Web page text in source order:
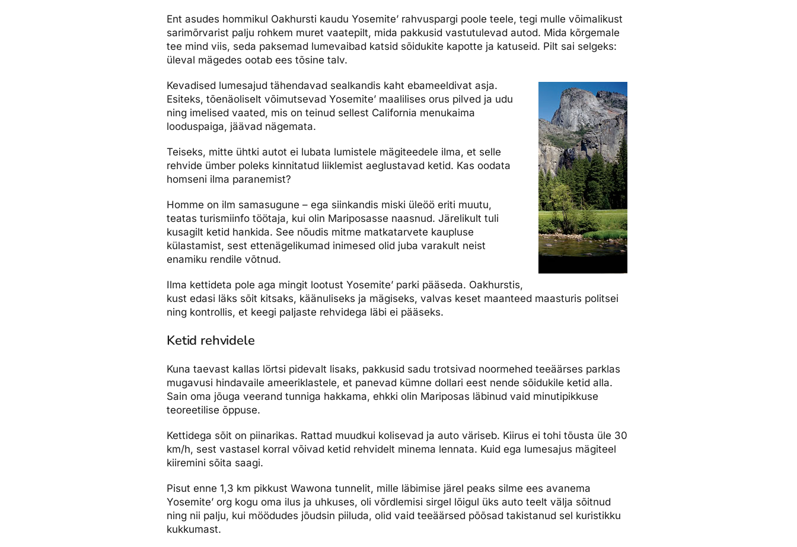
Ent asudes hommikul Oakhursti kaudu Yosemite’ rahvuspargi poole teele, tegi mulle võimalikust
sarimõrvarist palju rohkem muret vaatepilt, mida pakkusid vastutulevad autod. Mida kõrgemale
tee mind viis, seda paksemad lumevaibad katsid sõidukite kapotte ja katuseid. Pilt sai selgeks:
üleval mägedes ootab ees tõsine talv.
Kevadised lumesajud tähendavad sealkandis kaht ebameeldivat asja.
Esiteks, tõenäoliselt võimutsevad Yosemite’ maalilises orus pilved ja udu
ning imelised vaated, mis on teinud sellest California menukaima
looduspaiga, jäävad nägemata.
Teiseks, mitte ühtki autot ei lubata lumistele mägiteedele ilma, et selle
rehvide ümber poleks kinnitatud liiklemist aeglustavad ketid. Kas oodata
homseni ilma paranemist?
Homme on ilm samasugune – ega siinkandis miski üleöö eriti muutu,
teatas turismiinfo töötaja, kui olin Mariposasse naasnud. Järelikult tuli
kusagilt ketid hankida. See nõudis mitme matkatarvete kaupluse
külastamist, sest ettenägelikumad inimesed olid juba varakult neist
enamiku rendile võtnud.
Ilma kettideta pole aga mingit lootust Yosemite’ parki pääseda. Oakhurstis,
kust edasi läks sõit kitsaks, käänuliseks ja mägiseks, valvas keset maanteed maasturis politsei
ning kontrollis, et keegi paljaste rehvidega läbi ei pääseks.
Ketid rehvidele
Kuna taevast kallas lörtsi pidevalt lisaks, pakkusid sadu trotsivad noormehed teeäärses parklas
mugavusi hindavaile ameeriklastele, et panevad kümne dollari eest nende sõidukile ketid alla.
Sain oma jõuga veerand tunniga hakkama, ehkki olin Mariposas läbinud vaid minutipikkuse
teoreetilise õppuse.
Kettidega sõit on piinarikas. Rattad muudkui kolisevad ja auto väriseb. Kiirus ei tohi tõusta üle 30
km/h, sest vastasel korral võivad ketid rehvidelt minema lennata. Kuid ega lumesajus mägiteel
kiiremini sõita saagi.
Pisut enne 1,3 km pikkust Wawona tunnelit, mille läbimise järel peaks silme ees avanema
Yosemite’ org kogu oma ilus ja uhkuses, oli võrdlemisi sirgel lõigul üks auto teelt välja sõitnud
ning nii palju, kui möödudes jõudsin piiluda, olid vaid teeäärsed põõsad takistanud sel kuristikku
kukkumast.